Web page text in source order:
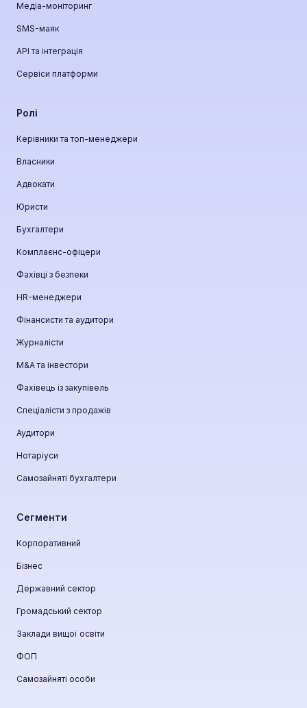
Медіа-моніторинг
SMS-маяк
API та інтеграція
Сервіси платформи
Ролі
Керівники та топ-менеджери
Власники
Адвокати
Юристи
Бухгалтери
Комплаєнс-офіцери
Фахівці з безпеки
HR-менеджери
Фінансисти та аудитори
Журналісти
М&A та інвестори
Фахівець із закупівель
Спеціалісти з продажів
Аудитори
Нотаріуси
Самозайняті бухгалтери
Сегменти
Корпоративний
Бізнес
Державний сектор
Громадський сектор
Заклади вищої освіти
ФОП
Самозайняті особи